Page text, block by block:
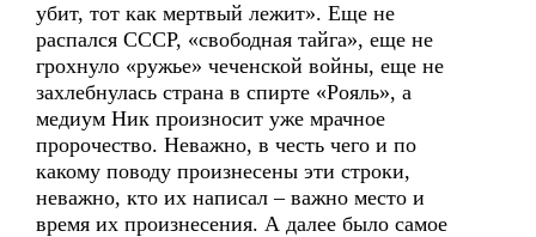
убит, тот как мертвый лежит». Еще не
распался СССР, «свободная тайга», еще не
грохнуло «ружье» чеченской войны, еще не
захлебнулась страна в спирте «Рояль», а
медиум Ник произносит уже мрачное
пророчество. Неважно, в честь чего и по
какому поводу произнесены эти строки,
неважно, кто их написал – важно место и
время их произнесения. А далее было самое